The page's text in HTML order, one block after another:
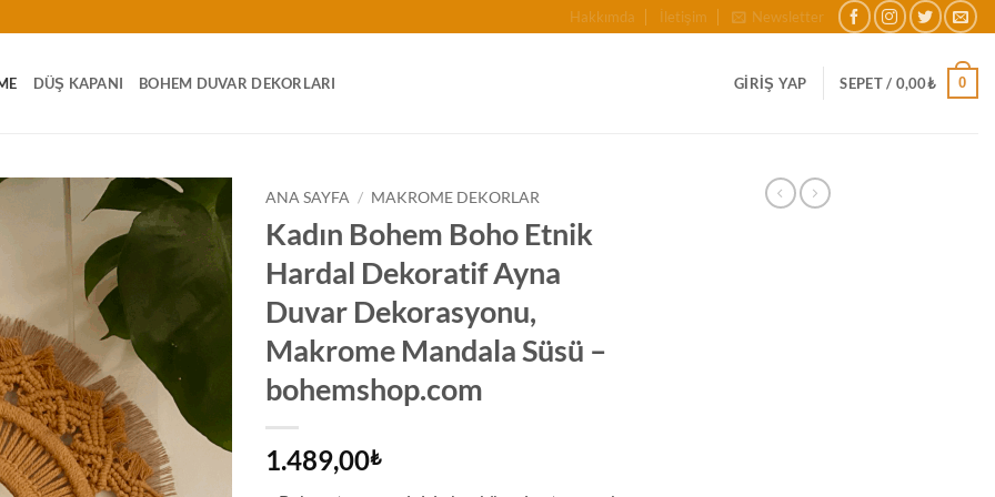
Hakkımda İletişim Newsletter
DÜŞ KAPANI BOHEM DUVAR DEKORLARI GIRIŞ YAP SEPET / 0,00₺ 0
ANA SAYFA / MAKROME DEKORLAR
Kadın Bohem Boho Etnik
Hardal Dekoratif Ayna
Duvar Dekorasyonu,
Makrome Mandala Süsü –
bohemshop.com
1.489,00₺